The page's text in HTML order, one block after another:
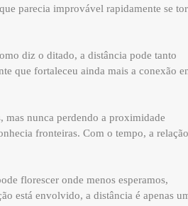
parecia improvável rapidamente se
diz o ditado, a distância pode tanto
que fortaleceu ainda mais a conexão
nunca perdendo a proximidade
fronteiras. Com o tempo, a relação
florescer onde menos esperamos,
está envolvido, a distância é apenas